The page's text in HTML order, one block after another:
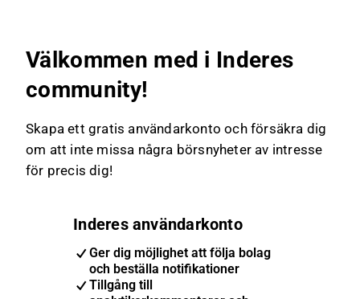
Välkommen med i Inderes
community!
Skapa ett gratis användarkonto och försäkra dig
om att inte missa några börsnyheter av intresse
för precis dig!
Inderes användarkonto
Ger dig möjlighet att följa bolag
och beställa notifikationer
Tillgång till